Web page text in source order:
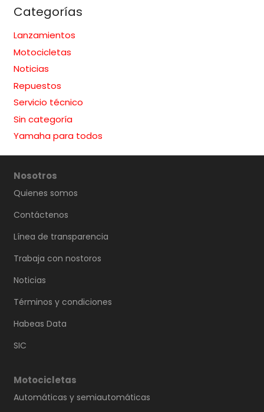
Categorías
Lanzamientos
Motocicletas
Noticias
Repuestos
Servicio técnico
Sin categoría
Yamaha para todos
Nosotros
Quienes somos
Contáctenos
Línea de transparencia
Trabaja con nostoros
Noticias
Términos y condiciones
Habeas Data
SIC
Motocicletas
Automáticas y semiautomáticas